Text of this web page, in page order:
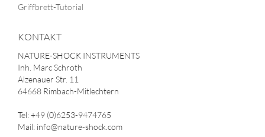
Griffbrett-Tutorial
KONTAKT
NATURE-SHOCK INSTRUMENTS
Inh. Marc Schroth
Alzenauer Str. 11
64668 Rimbach-Mitlechtern
Tel: +49 (0)6253-9474765
Mail: info@nature-shock.com